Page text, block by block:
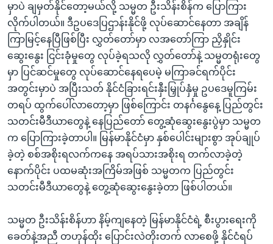
နေရာ
သို့
ကျော်
မှာပဲ ချမှတ်နိုင်တော့မယ်လို့ သမ္မတ ဦးသိန်းစိန်က ပြောကြား
လိုက်ပါတယ်။ ဒီဥပဒေပြဌာန်းနိုင်ဖို့ လုပ်ဆောင်နေတာ အချိန်
ကြာမြင့်နေပြီဖြစ်ပြီး လွှတ်တော်မှာ လအတော်ကြာ ညှိနှိုင်း
ဆွေးနွေး ငြင်းခုံမှုတွေ လုပ်ခဲ့ရသလို လွှတ်တော်နဲ့ သမ္မတရုံးတွေ
မှာ ပြင်ဆင်မှုတွေ လုပ်ဆောင်နေရပေမဲ့ မကြာခင်ရက်ပိုင်း
အတွင်းမှာပဲ အပြီးသတ် နိုင်ငံခြားရင်းနှီးမြှုပ်နှံမှု ဥပဒေမူကြမ်း
တရပ် ထွက်ပေါ်လာတော့မှာ ဖြစ်ကြောင်း တနင်္ဂနွေနေ့ ပြည်တွင်း
သတင်းမီဒီယာတွေနဲ့ နေပြည်တော် တွေ့ဆုံဆွေးနွေးပွဲမှာ သမ္မတ
က ပြောကြားခဲ့တာပါ။ မြန်မာနိုင်ငံမှာ နှစ်ပေါင်းများစွာ အုပ်ချုပ်
ခဲ့တဲ့ စစ်အစိုးရလက်ကနေ အရပ်သားအစိုးရ တက်လာခဲ့တဲ့
နောက်ပိုင်း ပထမဆုံးအကြိမ်အဖြစ် သမ္မတက ပြည်တွင်း
သတင်းမီဒီယာတွေနဲ့ တွေ့ဆုံဆွေးနွေးခဲ့တာ ဖြစ်ပါတယ်။
သမ္မတ ဦးသိန်းစိန်ဟာ နိမ့်ကျနေတဲ့ မြန်မာနိုင်ငံရဲ့ စီးပွားရေးကို
ခေတ်နဲ့အညီ တဟုန်ထိုး ပြောင်းလဲတိုးတက် လာစေဖို့ နိုင်ငံရပ်